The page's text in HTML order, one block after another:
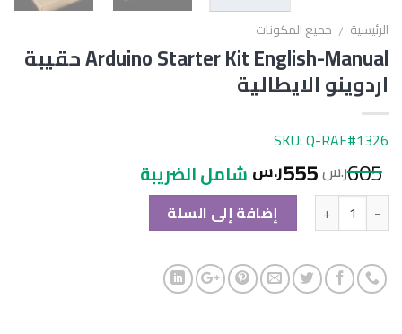
الرئيسية / جميع المكونات
Arduino Starter Kit English-Manual حقيبة
اردوينو الايطالية
SKU: Q-RAF#1326
605ر.س555ر.س شامل الضريبة
الكمية إضافة إلى السلة